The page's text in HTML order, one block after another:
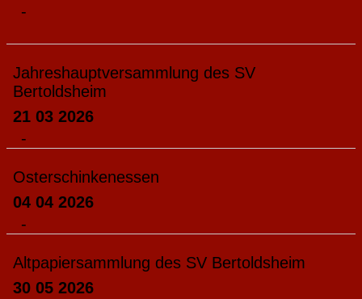
-
Jahreshauptversammlung des SV
Bertoldsheim
21 03 2026
-
Osterschinkenessen
04 04 2026
-
Altpapiersammlung des SV Bertoldsheim
30 05 2026